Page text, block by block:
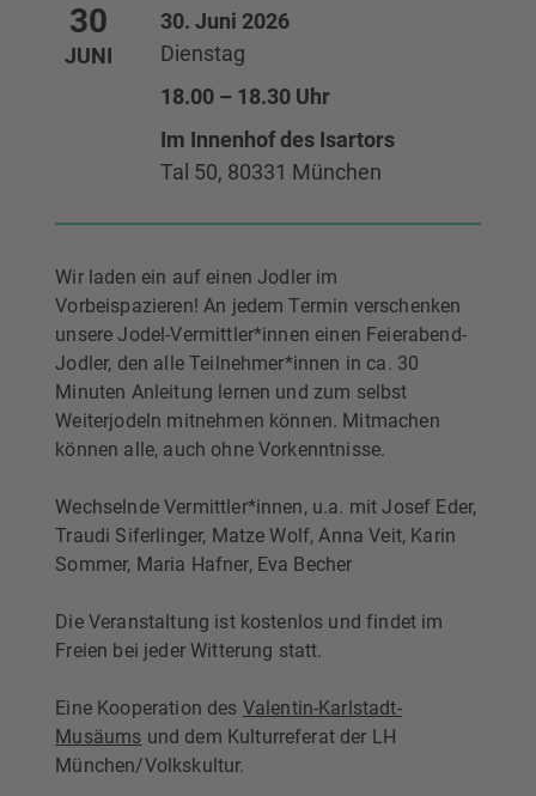
30
JUNI
30. Juni 2026
Dienstag
18.00 – 18.30 Uhr
Im Innenhof des Isartors
Tal 50, 80331 München
Wir laden ein auf einen Jodler im
Vorbeispazieren! An jedem Termin verschenken
unsere Jodel-Vermittler*innen einen Feierabend-
Jodler, den alle Teilnehmer*innen in ca. 30
Minuten Anleitung lernen und zum selbst
Weiterjodeln mitnehmen können. Mitmachen
können alle, auch ohne Vorkenntnisse.
Wechselnde Vermittler*innen, u.a. mit Josef Eder,
Traudi Siferlinger, Matze Wolf, Anna Veit, Karin
Sommer, Maria Hafner, Eva Becher
Die Veranstaltung ist kostenlos und findet im
Freien bei jeder Witterung statt.
Eine Kooperation des Valentin-Karlstadt-
Musäums und dem Kulturreferat der LH
München/Volkskultur.